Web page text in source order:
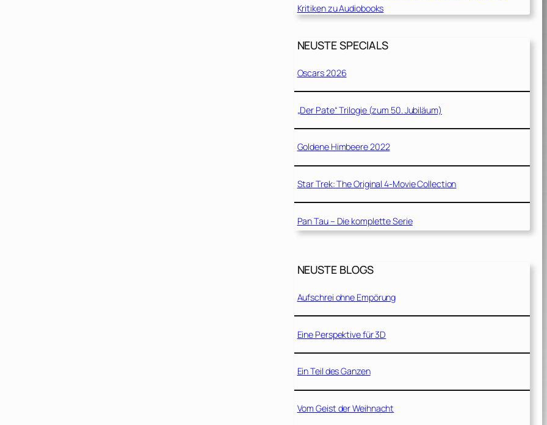
Kritiken zu Audiobooks
NEUSTE SPECIALS
Oscars 2026
„Der Pate“ Trilogie (zum 50. Jubiläum)
Goldene Himbeere 2022
Star Trek: The Original 4-Movie Collection
Pan Tau – Die komplette Serie
NEUSTE BLOGS
Aufschrei ohne Empörung
Eine Perspektive für 3D
Ein Teil des Ganzen
Vom Geist der Weihnacht